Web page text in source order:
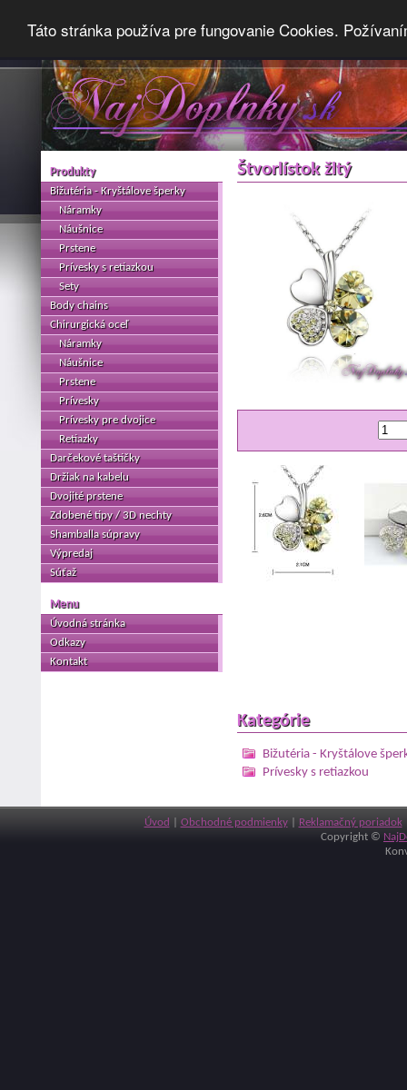
Táto stránka používa pre fungovanie Cookies.
Štvorlístok žltý
Kategórie
Bižutéria - Kryštálove
Prívesky s retiazkou
Produkty
Bižutéria - Kryštálove šperky
Náramky
Náušnice
Prstene
Prívesky s retiazkou
Sety
Body chains
Chirurgická oceľ
Náramky
Náušnice
Prstene
Prívesky
Prívesky pre dvojice
Retiazky
Darčekové taštičky
Držiak na kabelu
Dvojité prstene
Zdobené tipy / 3D nechty
Shamballa súpravy
Výpredaj
Súťaž
Menu
Úvodná stránka
Odkazy
Kontakt
Úvod Obchodné podmienky| Reklamačný poriadok
Copyright ©